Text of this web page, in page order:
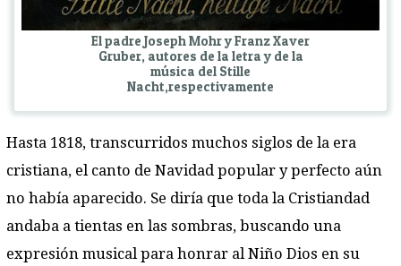
El padre Joseph Mohr y Franz Xaver
Gruber, autores de la letra y de la
música del Stille
Nacht,respectivamente
Hasta 1818, transcurridos muchos siglos de la era
cristiana, el canto de Navidad popular y perfecto aún
no había aparecido. Se diría que toda la Cristiandad
andaba a tientas en las sombras, buscando una
expresión musical para honrar al Niño Dios en su